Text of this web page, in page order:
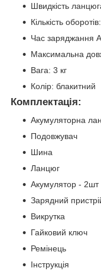
Швидкість
Кількість
Час заряджання
Максимальна
Вага: 3 кг
Колір: блакитний
Комплектація:
Акумуляторна
Подовжувач
Шина
Ланцюг
Акумулятор - 2шт
Зарядний
Викрутка
Гайковий ключ
Ремінець
Інструкція